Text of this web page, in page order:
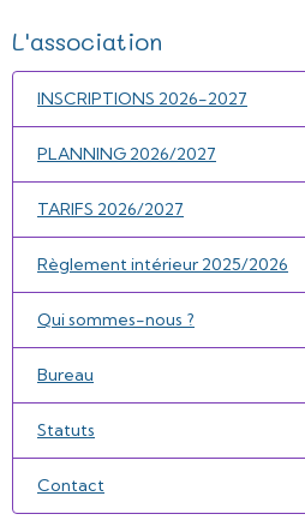
L'association
INSCRIPTIONS 2026-2027
PLANNING 2026/2027
TARIFS 2026/2027
Règlement intérieur 2025/2026
Qui sommes-nous ?
Bureau
Statuts
Contact